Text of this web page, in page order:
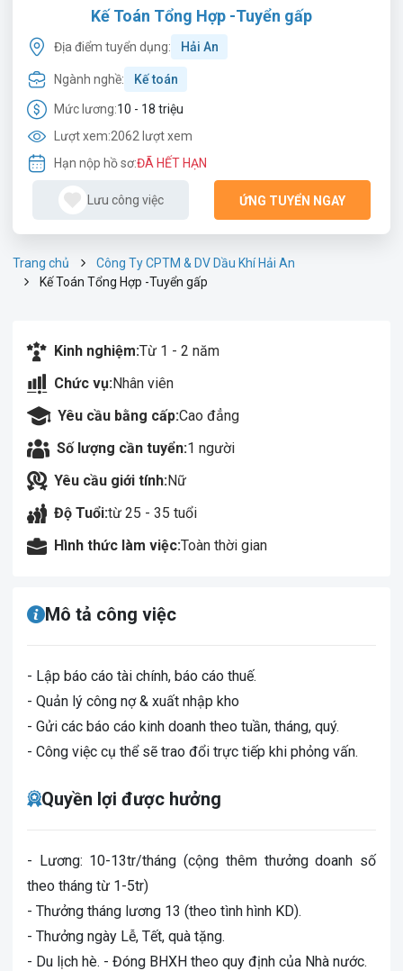
Kế Toán Tổng Hợp -Tuyển gấp
Địa điểm tuyển dụng: Hải An
Ngành nghề: Kế toán
Mức lương:10 - 18 triệu
Lượt xem:2062 lượt xem
Hạn nộp hồ sơ:ĐÃ HẾT HẠN
Lưu công việc ỨNG TUYỂN NGAY
Trang chủ
Công Ty CPTM & DV Dầu Khí Hải An
Kế Toán Tổng Hợp -Tuyển gấp
Kinh nghiệm:Từ 1 - 2 năm
Chức vụ:Nhân viên
Yêu cầu bằng cấp:Cao đẳng
Số lượng cần tuyển:1 người
Yêu cầu giới tính:Nữ
Độ Tuổi:từ 25 - 35 tuổi
Hình thức làm việc:Toàn thời gian
Mô tả công việc
- Lập báo cáo tài chính, báo cáo thuế.
- Quản lý công nợ & xuất nhập kho
- Gửi các báo cáo kinh doanh theo tuần, tháng, quý.
- Công việc cụ thể sẽ trao đổi trực tiếp khi phỏng vấn.
Quyền lợi được hưởng
- Lương: 10-13tr/tháng (cộng thêm thưởng doanh số
theo tháng từ 1-5tr)
- Thưởng tháng lương 13 (theo tình hình KD).
- Thưởng ngày Lễ, Tết, quà tặng.
- Du lịch hè. - Đóng BHXH theo quy định của Nhà nước.